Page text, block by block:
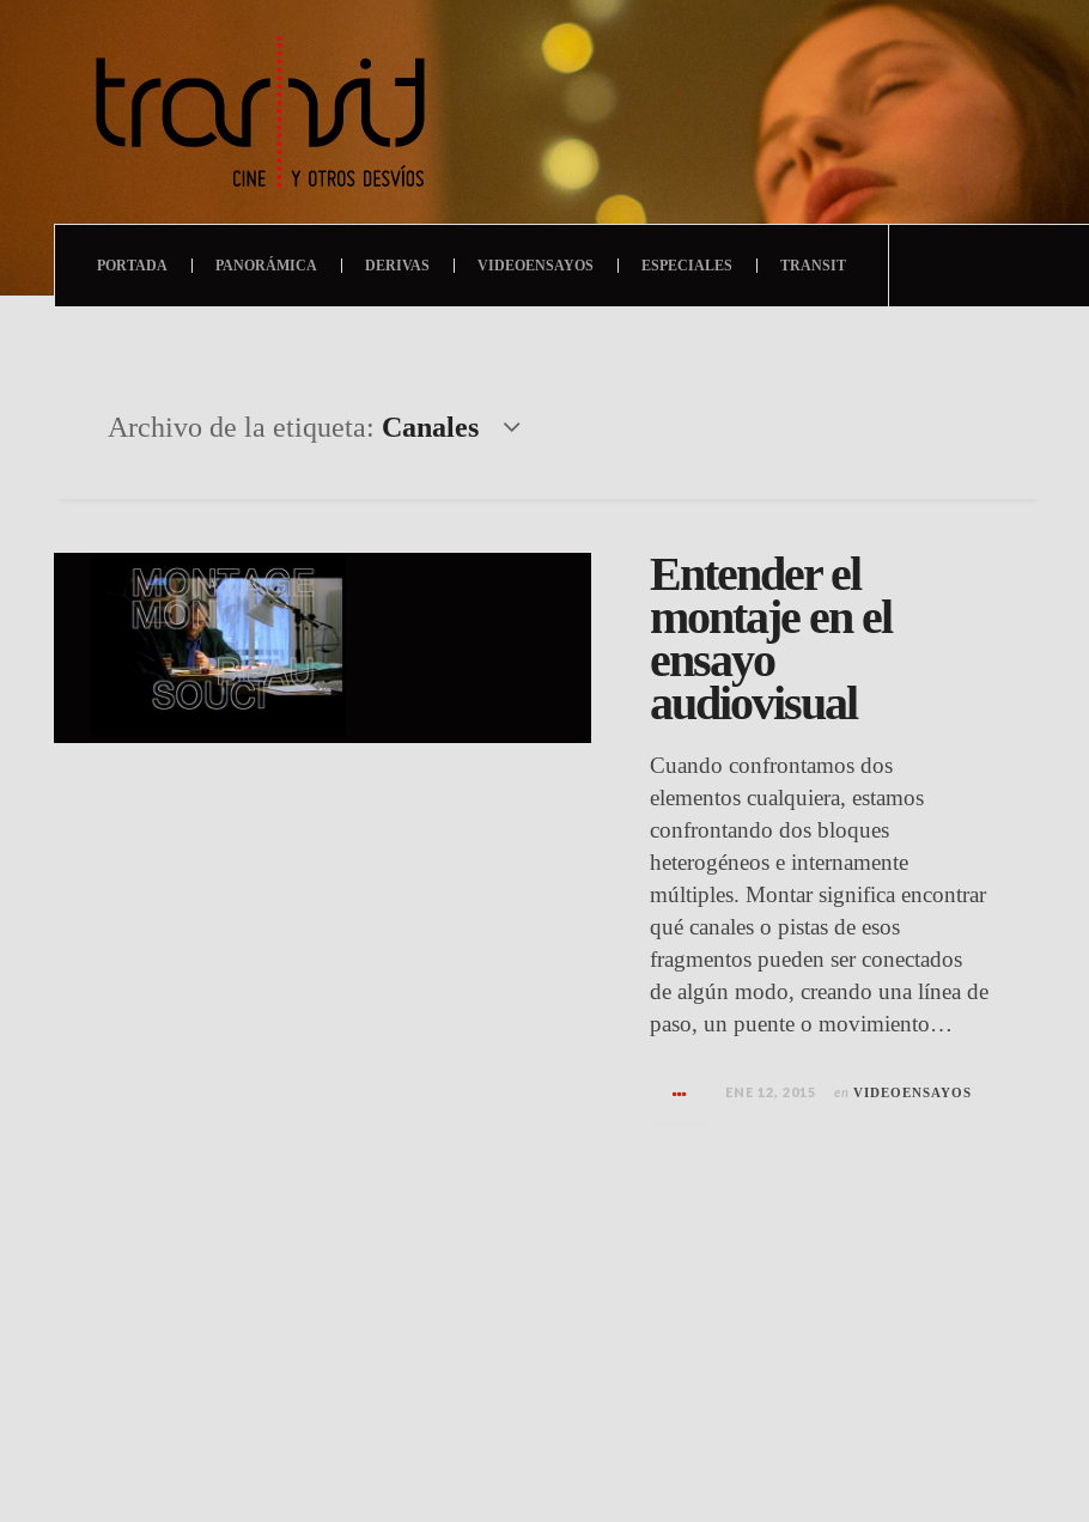
PORTADA PANORÁMICA DERIVAS VIDEOENSAYOS ESPECIALES TRANSIT
Archivo de la etiqueta: Canales
Entender el
montaje en el
ensayo
audiovisual
Cuando confrontamos dos
elementos cualquiera, estamos
confrontando dos bloques
heterogéneos e internamente
múltiples. Montar significa encontrar
qué canales o pistas de esos
fragmentos pueden ser conectados
de algún modo, creando una línea de
paso, un puente o movimiento…
ENE 12, 2015 en VIDEOENSAYOS